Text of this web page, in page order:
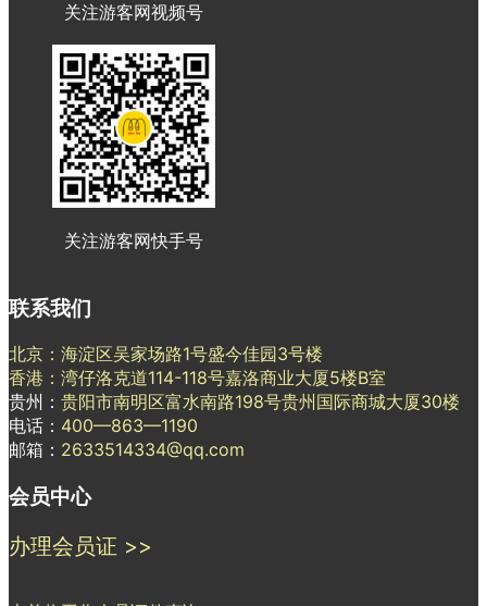
关注游客网视频号
关注游客网快手号
联系我们
北京：海淀区吴家场路1号盛今佳园3号楼
香港：湾仔洛克道114-118号嘉洛商业大厦5楼B室
贵州： 贵阳市南明区富水南路198号贵州国际商城大厦30楼
电话： 400—863—1190
邮箱： 2633514334@qq.com
会员中心
办理会员证 >>